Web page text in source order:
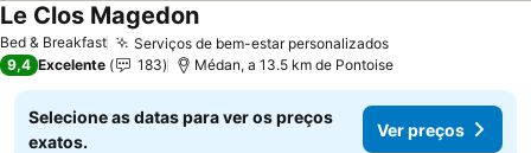
Bed & Breakfast Serviços de bem-estar personalizados
Le Clos Magedon
9,4 Excelente 183 Médan, a 13.5 km de Pontoise
Selecione as datas para ver os preços
exatos.
Ver preços